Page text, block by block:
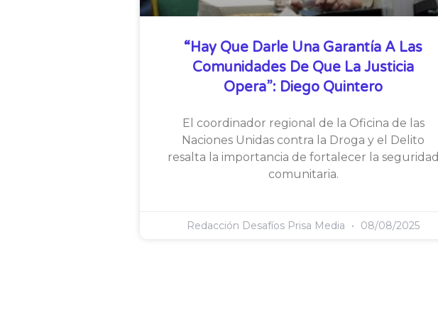
“Hay Que Darle Una Garantía A Las
Comunidades De Que La Justicia
Opera”: Diego Quintero
El coordinador regional de la Oficina de las
Naciones Unidas contra la Droga y el Delito
resalta la importancia de fortalecer la seguridad
comunitaria.
Redacción Desafíos Prisa Media 08/08/2025